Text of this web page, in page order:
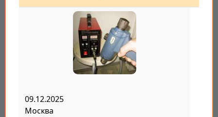
09.12.2025
Москва